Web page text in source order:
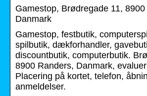
Gamestop, Brødregade 11,
Danmark
Gamestop, festbutik,
spilbutik, dækforhandler,
discountbutik, computerbutik.
8900 Randers, Danmark,
Placering på kortet, telefon,
anmeldelser.